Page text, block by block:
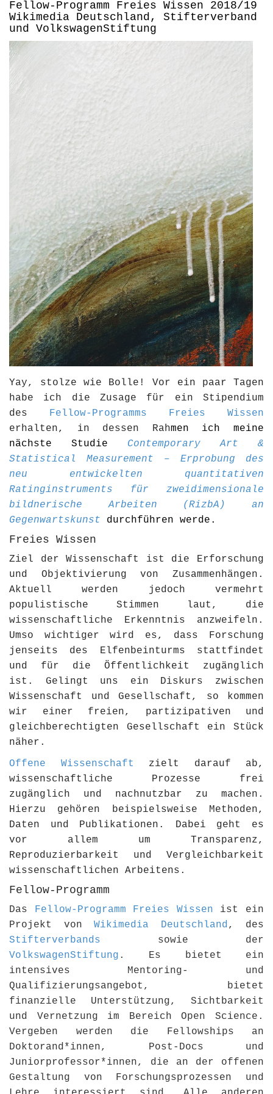
Fellow-Programm Freies Wissen 2018/19
Wikimedia Deutschland, Stifterverband
und VolkswagenStiftung
Yay, stolze wie Bolle! Vor ein paar Tagen
habe ich die Zusage für ein Stipendium
des Fellow-Programms Freies Wissen
erhalten, in dessen Rahmen ich meine
nächste Studie Contemporary Art &
Statistical Measurement – Erprobung des
neu entwickelten quantitativen
Ratinginstruments für zweidimensionale
bildnerische Arbeiten (RizbA) an
Gegenwartskunst
durchführen werde.
Freies Wissen
Ziel der Wissenschaft ist die Erforschung
und Objektivierung von Zusammenhängen.
Aktuell werden jedoch vermehrt
populistische Stimmen laut, die
wissenschaftliche Erkenntnis anzweifeln.
Umso wichtiger wird es, dass Forschung
jenseits des Elfenbeinturms stattfindet
und für die Öffentlichkeit zugänglich
ist. Gelingt uns ein Diskurs zwischen
Wissenschaft und Gesellschaft, so kommen
wir einer freien, partizipativen und
gleichberechtigten Gesellschaft ein Stück
näher.
Offene Wissenschaft zielt darauf ab,
wissenschaftliche Prozesse frei
zugänglich und nachnutzbar zu machen.
Hierzu gehören beispielsweise Methoden,
Daten und Publikationen. Dabei geht es
vor allem um Transparenz,
Reproduzierbarkeit und Vergleichbarkeit
wissenschaftlichen Arbeitens.
Fellow-Programm
Das Fellow-Programm Freies Wissen ist ein
Projekt von Wikimedia Deutschland, des
Stifterverbands sowie der
VolkswagenStiftung . Es bietet ein
intensives Mentoring- und
Qualifizierungsangebot, bietet
finanzielle Unterstützung, Sichtbarkeit
und Vernetzung im Bereich Open Science.
Vergeben werden die Fellowships an
Doktorand*innen, Post-Docs und
Juniorprofessor*innen, die an der offenen
Gestaltung von Forschungsprozessen und